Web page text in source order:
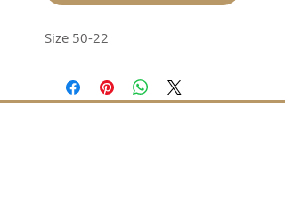
Size 50-22